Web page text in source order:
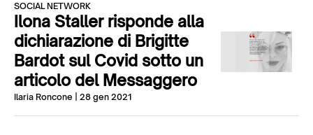
Chi siamo
Contatti
SOCIAL NETWORK
Ilona Staller risponde alla
dichiarazione di Brigitte
Bardot sul Covid sotto un
articolo del Messaggero
Ilaria Roncone | 28 gen 2021